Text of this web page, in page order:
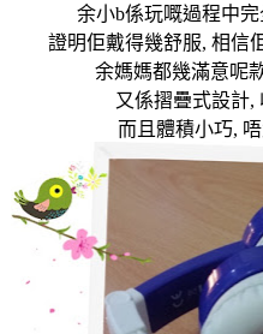
余小b係玩嘅過程中完
證明佢戴得幾舒服, 相信
余媽媽都幾滿意呢
又係摺疊式設計,
而且體積小巧,